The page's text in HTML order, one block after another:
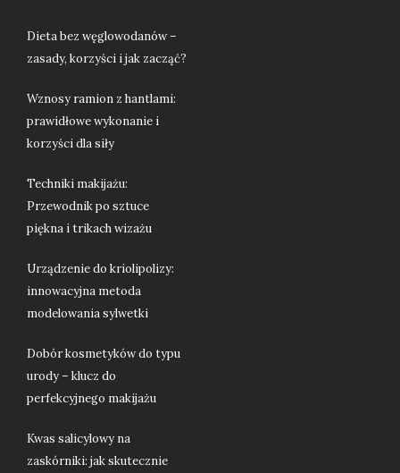
Dieta bez węglowodanów –
zasady, korzyści i jak zacząć?
Wznosy ramion z hantlami:
prawidłowe wykonanie i
korzyści dla siły
Techniki makijażu:
Przewodnik po sztuce
piękna i trikach wizażu
Urządzenie do kriolipolizy:
innowacyjna metoda
modelowania sylwetki
Dobór kosmetyków do typu
urody – klucz do
perfekcyjnego makijażu
Kwas salicylowy na
zaskórniki: jak skutecznie